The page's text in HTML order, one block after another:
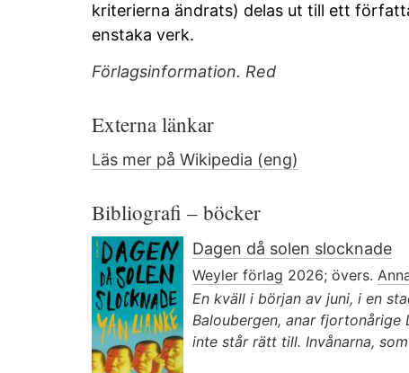
kriterierna ändrats) delas ut till ett
enstaka verk.
Förlagsinformation. Red
Externa länkar
Läs mer på Wikipedia (eng)
Bibliografi – böcker
Dagen då solen slocknade
Weyler förlag 2026; övers.
En kväll i början av juni, i en
Baloubergen, anar fjortonårige
inte står rätt till. Invånarna,